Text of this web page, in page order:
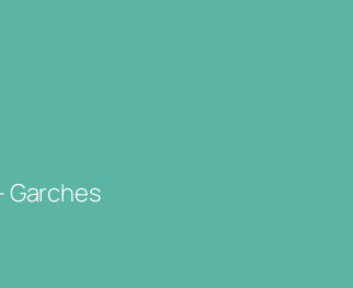
Garches